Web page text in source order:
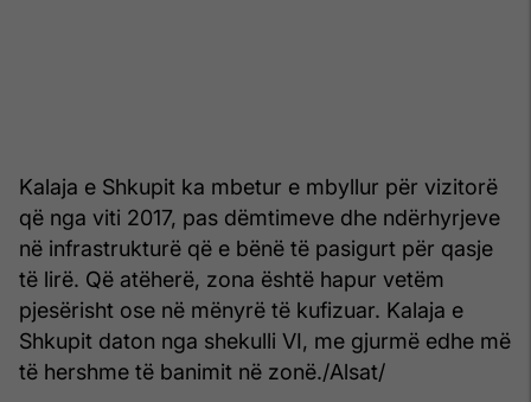
Kalaja e Shkupit ka mbetur e mbyllur për vizitorë
që nga viti 2017, pas dëmtimeve dhe ndërhyrjeve
në infrastrukturë që e bënë të pasigurt për qasje
të lirë. Që atëherë, zona është hapur vetëm
pjesërisht ose në mënyrë të kufizuar. Kalaja e
Shkupit daton nga shekulli VI, me gjurmë edhe më
të hershme të banimit në zonë./Alsat/